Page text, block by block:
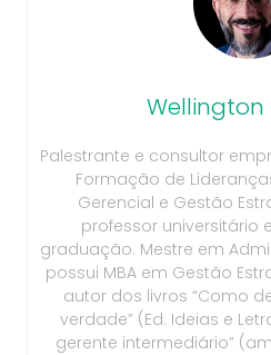
Wellington
Palestrante e consultor
Formação de
Gerencial e Gestão
professor universitário
graduação. Mestre em
possui MBA em Gestão
autor dos livros “Como
verdade” (Ed. Ideias e
gerente intermediário”